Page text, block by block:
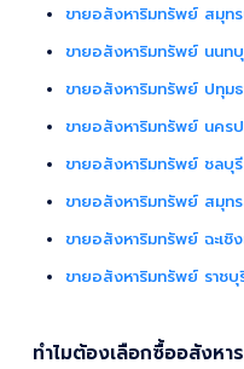
ขายอสังหาริมทรัพย์ สมุทร
ขายอสังหาริมทรัพย์ นนท
ขายอสังหาริมทรัพย์ ปทุม
ขายอสังหาริมทรัพย์ นคร
ขายอสังหาริมทรัพย์ ชลบุรี
ขายอสังหาริมทรัพย์ สมุท
ขายอสังหาริมทรัพย์ ฉะเชิง
ขายอสังหาริมทรัพย์ ราชบุ
ทำไมต้องเลือกซื้ออสังห